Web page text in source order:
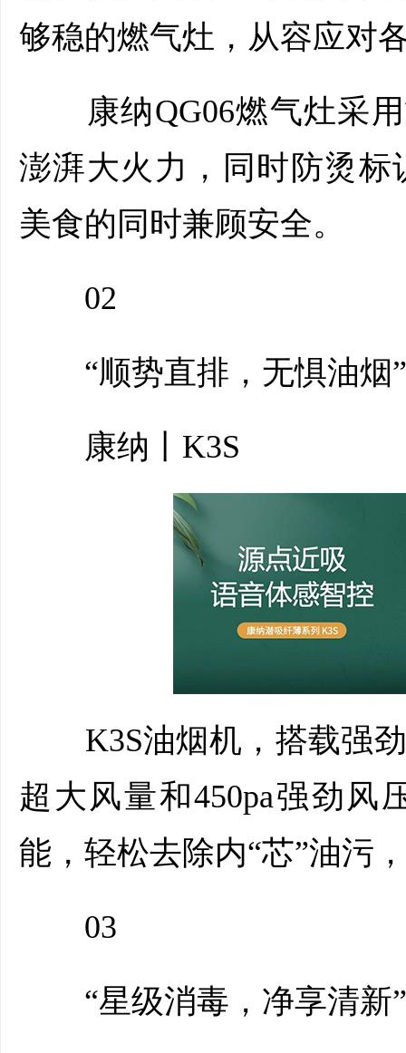
够稳的燃气灶，从容应对
康纳QG06燃气灶采用
澎湃大火力，同时防烫
美食的同时兼顾安全。
02
“顺势直排，无惧油烟”
康纳丨K3S
K3S油烟机，搭载强劲
超大风量和450pa强劲风
能，轻松去除内“芯”油污
03
“星级消毒，净享清新”